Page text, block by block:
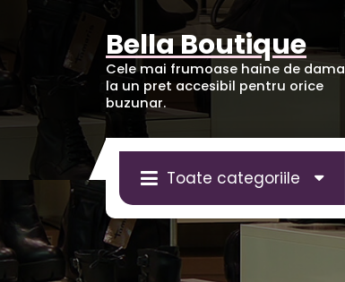
Bella Boutique
Cele mai frumoase haine de dama
la un pret accesibil pentru orice
buzunar.
Toate categoriile